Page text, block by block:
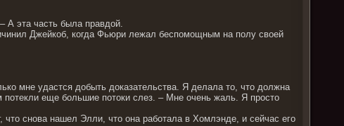
А эта часть была правдой.
Джейкоб, когда Фьюри лежал беспомощным на полу своей
мне удастся добыть доказательства. Я делала то, что должна
еще большие потоки слез. – Мне очень жаль. Я просто
что снова нашел Элли, что она работала в Хомлэнде, и сейчас его